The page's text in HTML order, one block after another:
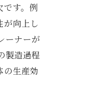
す。例
が向上し
ーナーが
製造過程
生産効